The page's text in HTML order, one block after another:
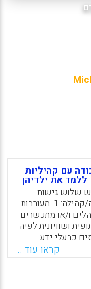
עם קהיליות
את ילדיהן
שלוש גישות
להמשגת קשר מורה/משפחה/קהילה: 1. מעורבות
ו/או מתכשרים
שיתופית ושוויונית לפיה
כבעלי ידע
על פיו את
אנשי הקהילה
קראו עוד...